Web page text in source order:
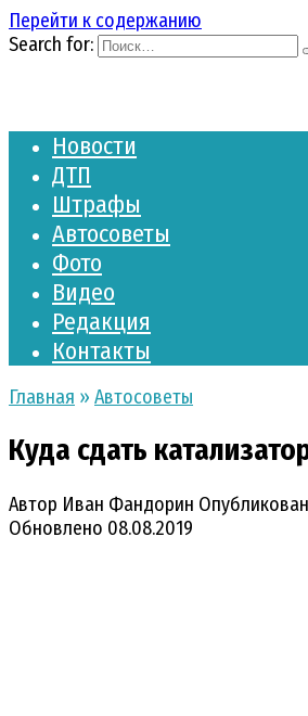
Перейти к содержанию
Search for:
Новости
ДТП
Штрафы
Автосоветы
Фото
Видео
Редакция
Контакты
Главная » Автосоветы
Куда сдать
Автор Иван Фандорин
Обновлено 08.08.2019